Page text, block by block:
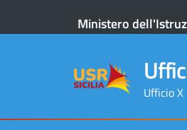
Ministero
Ufficio